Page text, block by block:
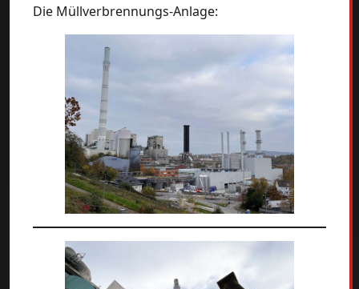
Die Müllverbrennungs-Anlage: